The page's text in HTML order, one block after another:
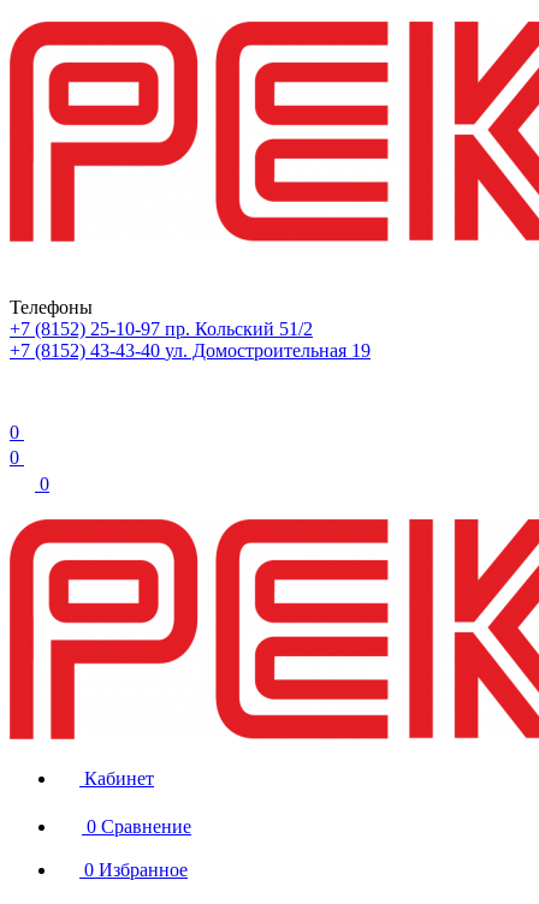
Телефоны
+7 (8152) 25-10-97 пр. Кольский 51/2
+7 (8152) 43-43-40 ул. Домостроительная 19
0
0
0
Кабинет
0 Сравнение
0 Избранное